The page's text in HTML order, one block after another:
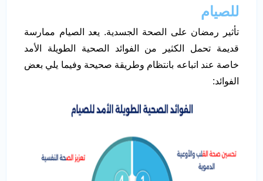
للصيام
تأثير رمضان على الصحة الجسدية. يعد الصيام ممارسة
قديمة تحمل الكثير من الفوائد الصحية الطويلة الأمد
خاصة عند اتباعه بانتظام وطريقة صحيحة وفيما يلي بعض
الفوائد: